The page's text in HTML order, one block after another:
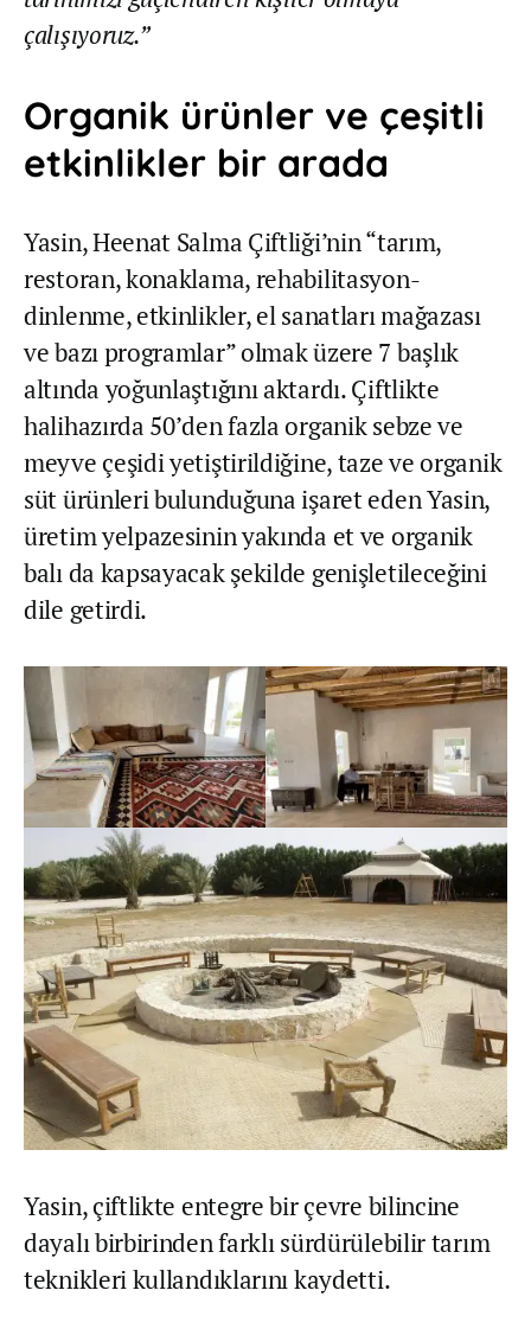
çalışıyoruz.”
Organik ürünler ve çeşitli
etkinlikler bir arada
Yasin, Heenat Salma Çiftliği’nin “tarım,
restoran, konaklama, rehabilitasyon-
dinlenme, etkinlikler, el sanatları mağazası
ve bazı programlar” olmak üzere 7 başlık
altında yoğunlaştığını aktardı. Çiftlikte
halihazırda 50’den fazla organik sebze ve
meyve çeşidi yetiştirildiğine, taze ve organik
süt ürünleri bulunduğuna işaret eden Yasin,
üretim yelpazesinin yakında et ve organik
balı da kapsayacak şekilde genişletileceğini
dile getirdi.
Yasin, çiftlikte entegre bir çevre bilincine
dayalı birbirinden farklı sürdürülebilir tarım
teknikleri kullandıklarını kaydetti.